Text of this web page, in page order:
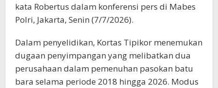
kata Robertus dalam konferensi pers di Mabes
Polri, Jakarta, Senin (7/7/2026).
Dalam penyelidikan, Kortas Tipikor menemukan
dugaan penyimpangan yang melibatkan dua
perusahaan dalam pemenuhan pasokan batu
bara selama periode 2018 hingga 2026. Modus